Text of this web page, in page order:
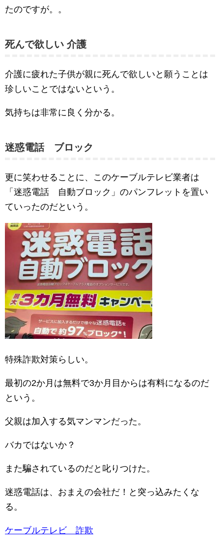
たのですが。。
死んで欲しい 介護
介護に疲れた子供が親に死んで欲しいと願うことは
珍しいことではないという。
気持ちは非常に良く分かる。
迷惑電話 ブロック
更に笑わせることに、このケーブルテレビ業者は
「迷惑電話 自動ブロック」のパンフレットを置い
ていったのだという。
特殊詐欺対策らしい。
最初の2か月は無料で3か月目からは有料になるのだ
という。
父親は加入する気マンマンだった。
バカではないか？
また騙されているのだと叱りつけた。
迷惑電話は、おまえの会社だ！と突っ込みたくな
る。
ケーブルテレビ 詐欺